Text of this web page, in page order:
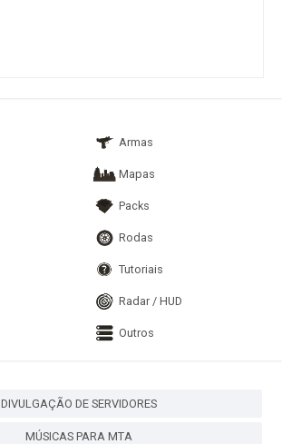
Armas
Mapas
Packs
Rodas
Tutoriais
Radar / HUD
Outros
DIVULGAÇÃO DE SERVIDORES
MÚSICAS PARA MTA